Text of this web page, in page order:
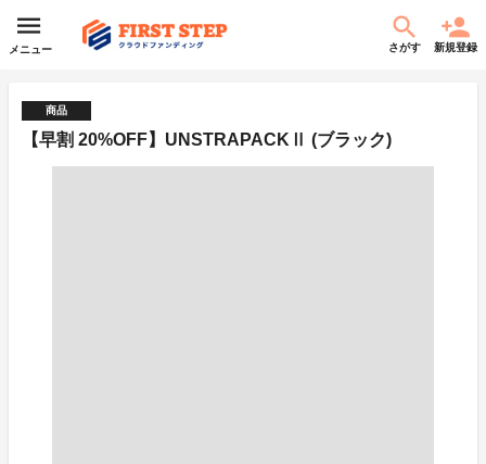
メニュー さがす 新規登録
商品
【早割 20%OFF】UNSTRAPACKⅡ (ブラック)